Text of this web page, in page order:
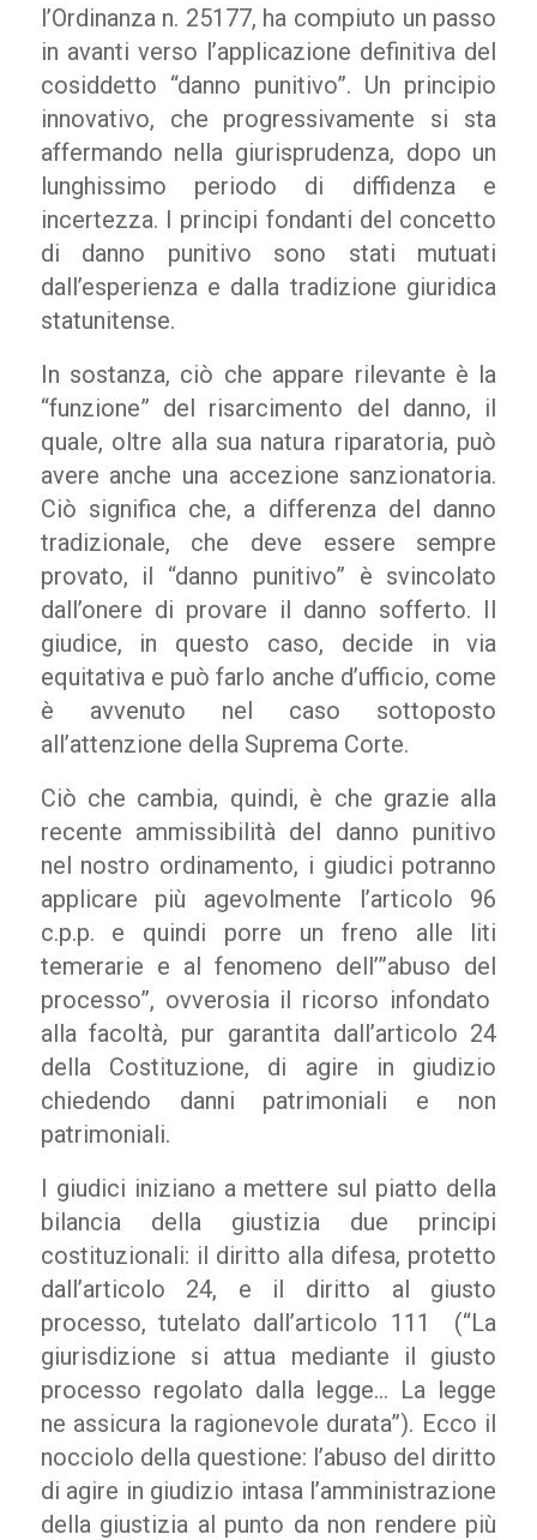
l’Ordinanza n. 25177, ha compiuto un passo
in avanti verso l’applicazione definitiva del
cosiddetto “danno punitivo”. Un principio
innovativo, che progressivamente si sta
affermando nella giurisprudenza, dopo un
lunghissimo periodo di diffidenza e
incertezza. I principi fondanti del concetto
di danno punitivo sono stati mutuati
dall’esperienza e dalla tradizione giuridica
statunitense.
In sostanza, ciò che appare rilevante è la
“funzione” del risarcimento del danno, il
quale, oltre alla sua natura riparatoria, può
avere anche una accezione sanzionatoria.
Ciò significa che, a differenza del danno
tradizionale, che deve essere sempre
provato, il “danno punitivo” è svincolato
dall’onere di provare il danno sofferto. Il
giudice, in questo caso, decide in via
equitativa e può farlo anche d’ufficio, come
è avvenuto nel caso sottoposto
all’attenzione della Suprema Corte.
Ciò che cambia, quindi, è che grazie alla
recente ammissibilità del danno punitivo
nel nostro ordinamento, i giudici potranno
applicare più agevolmente l’articolo 96
c.p.p. e quindi porre un freno alle liti
temerarie e al fenomeno dell’”abuso del
processo”, ovverosia il ricorso infondato
alla facoltà, pur garantita dall’articolo 24
della Costituzione, di agire in giudizio
chiedendo danni patrimoniali e non
patrimoniali.
I giudici iniziano a mettere sul piatto della
bilancia della giustizia due principi
costituzionali: il diritto alla difesa, protetto
dall’articolo 24, e il diritto al giusto
processo, tutelato dall’articolo 111 (“La
giurisdizione si attua mediante il giusto
processo regolato dalla legge… La legge
ne assicura la ragionevole durata”). Ecco il
nocciolo della questione: l’abuso del diritto
di agire in giudizio intasa l’amministrazione
della giustizia al punto da non rendere più